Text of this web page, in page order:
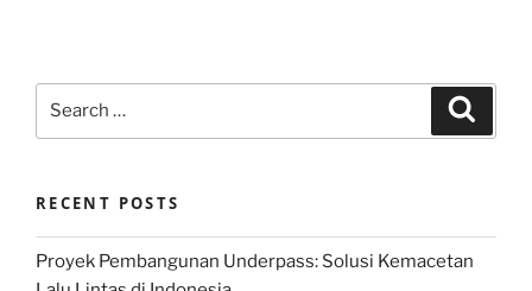
RECENT POSTS
Proyek Pembangunan Underpass: Solusi Kemacetan